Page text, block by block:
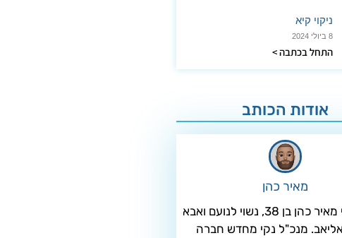
ניקוי קיא
8 ביולי 2024
התחל בכתבה >
אודות הכותב
מאיר כהן
שלום שמי מאיר כהן בן 38, נשוי לנועם ואבא
מנכ"ל נקי מחדש חברה